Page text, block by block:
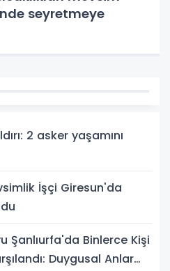
seyretmeye
2 asker yaşamını
İşçi Giresun'da
Şanlıurfa'da Binlerce Kişi
Duygusal Anlar